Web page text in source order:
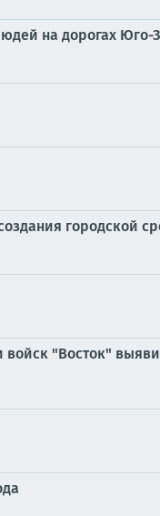
на дорогах Юго-
городской
"Восток"